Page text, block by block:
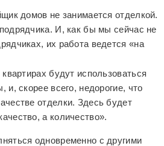
домов не занимается отделкой.
И, как бы мы сейчас не
их работа ведется «на
будут использоваться
и, скорее всего, недорогие, что
отделки. Здесь будет
а количество».
одновременно с другими